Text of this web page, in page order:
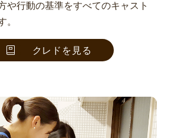
や行動の基準をすべてのキャスト
。
クレドを見る